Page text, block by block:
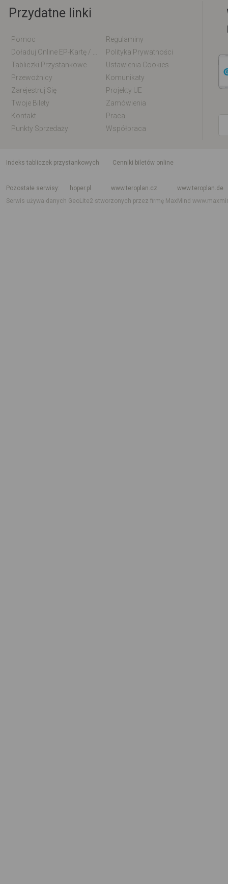
Przydatne linki
Pomoc
Regulaminy
Polityka Prywatności
Tabliczki Przystankowe
Ustawienia Cookies
Przewoźnicy
Komunikaty
Zarejestruj Się
Projekty UE
Twoje Bilety
Zamówienia
Kontakt
Praca
Punkty Sprzedaży
Współpraca
indeks tabliczek przystankowych
Cenniki biletów online
Pozostałe serwisy
hoper.pl www.teroplan.cz
www.teroplan.de
Serwis używa danych GeoLite2 stworzonych przez firmę MaxMind